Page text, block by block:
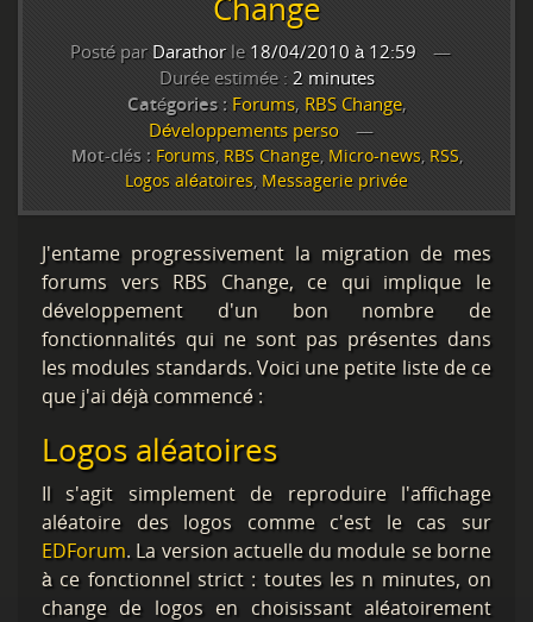
Change
Posté par Darathorle 18/04/2010 à 12:59
Durée estimée : 2 minutes
Catégories : Forums, RBS Change,
Développements perso
Mot-clés : Forums, RBS Change, Micro-news, RSS,
Logos aléatoires, Messagerie privée
J'entame progressivement la migration de mes
forums vers RBS Change, ce qui implique le
développement d'un bon nombre de
fonctionnalités qui ne sont pas présentes dans
les modules standards. Voici une petite liste de ce
que j'ai déjà commencé :
Logos aléatoires
Il s'agit simplement de reproduire l'affichage
aléatoire des logos comme c'est le cas sur
EDForum. La version actuelle du module se borne
à ce fonctionnel strict : toutes les n minutes, on
change de logos en choisissant aléatoirement